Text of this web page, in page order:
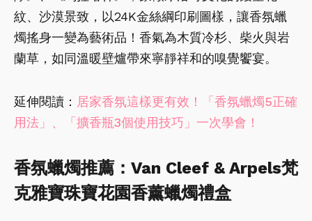
紋、沙漠景致，以24K金絲綱印刷圖樣，讓香氛蠟
燭搖身一變為藝術品！香氣為木質冷杉、柴火與岩
蘭草，如同溫暖壁爐帶來寧靜祥和的嗅覺饗宴。
延伸閱讀： 居家香氛這樣更有效！「香氛蠟燭5正確
用法」、「擴香瓶3個使用技巧」一次學會！
香氛蠟燭推薦：Van Cleef & Arpels梵
克雅寶珠寶花園香薰蠟燭禮盒